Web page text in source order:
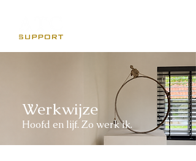
Werkwijze
Hoofd en lijf. Zo werk ik.